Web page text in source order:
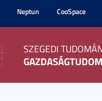
Neptun CooSpace
SZEGEDI